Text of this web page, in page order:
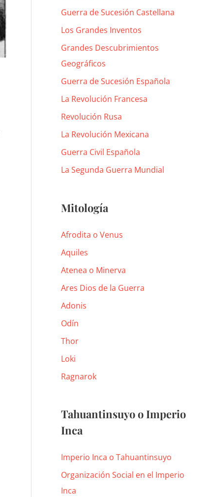
Guerra de Sucesión Castellana
Los Grandes Inventos
Grandes Descubrimientos
Geográficos
Guerra de Sucesión Española
La Revolución Francesa
Revolución Rusa
La Revolución Mexicana
Guerra Civil Española
La Segunda Guerra Mundial
Mitología
Afrodita o Venus
Aquiles
Atenea o Minerva
Ares Dios de la Guerra
Adonis
Odín
Thor
Loki
Ragnarok
Tahuantinsuyo o Imperio
Inca
Imperio Inca o Tahuantinsuyo
Organización Social en el Imperio
Inca